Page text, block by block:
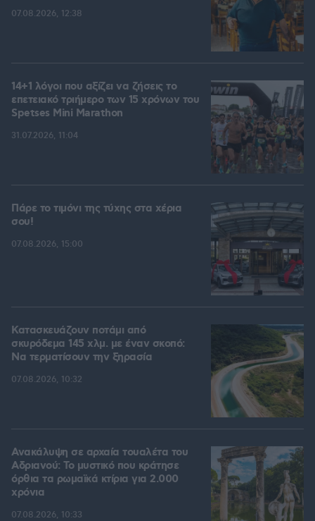
07.08.2026, 12:38
14+1 λόγοι που αξίζει να ζήσεις το
επετειακό τριήμερο των 15 χρόνων του
Spetses Mini Marathon
31.07.2026, 11:04
Πάρε το τιμόνι της τύχης στα χέρια
σου!
07.08.2026, 15:00
Κατασκευάζουν ποτάμι από
σκυρόδεμα 145 χλμ. με έναν σκοπό:
Να τερματίσουν την ξηρασία
07.08.2026, 10:32
Ανακάλυψη σε αρχαία τουαλέτα του
Αδριανού: Το μυστικό που κράτησε
όρθια τα ρωμαϊκά κτίρια για 2.000
χρόνια
07.08.2026, 10:33